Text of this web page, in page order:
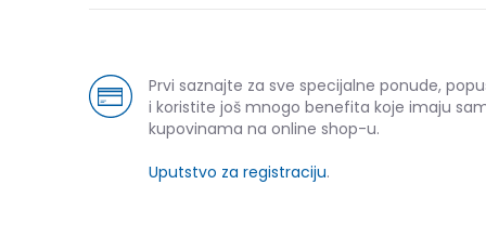
Prvi saznajte za sve specijalne ponude,
i koristite još mnogo benefita koje imaju
kupovinama na online shop-u.
Uputstvo za registraciju.